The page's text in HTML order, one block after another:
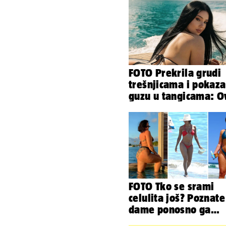
FOTO Prekrila grudi
trešnjicama i
guzu u tangicama:
FOTO Tko se srami
celulita još? Poznate
dame ponosno ga